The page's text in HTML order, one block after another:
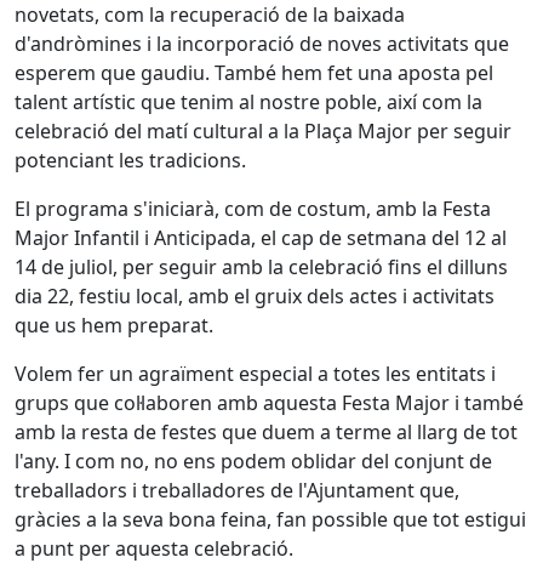
novetats, com la recuperació de la baixada
d'andròmines i la incorporació de noves activitats que
esperem que gaudiu. També hem fet una aposta pel
talent artístic que tenim al nostre poble, així com la
celebració del matí cultural a la Plaça Major per seguir
potenciant les tradicions.
El programa s'iniciarà, com de costum, amb la Festa
Major Infantil i Anticipada, el cap de setmana del 12 al
14 de juliol, per seguir amb la celebració fins el dilluns
dia 22, festiu local, amb el gruix dels actes i activitats
que us hem preparat.
Volem fer un agraïment especial a totes les entitats i
grups que col·laboren amb aquesta Festa Major i també
amb la resta de festes que duem a terme al llarg de tot
l'any. I com no, no ens podem oblidar del conjunt de
treballadors i treballadores de l'Ajuntament que,
gràcies a la seva bona feina, fan possible que tot estigui
a punt per aquesta celebració.